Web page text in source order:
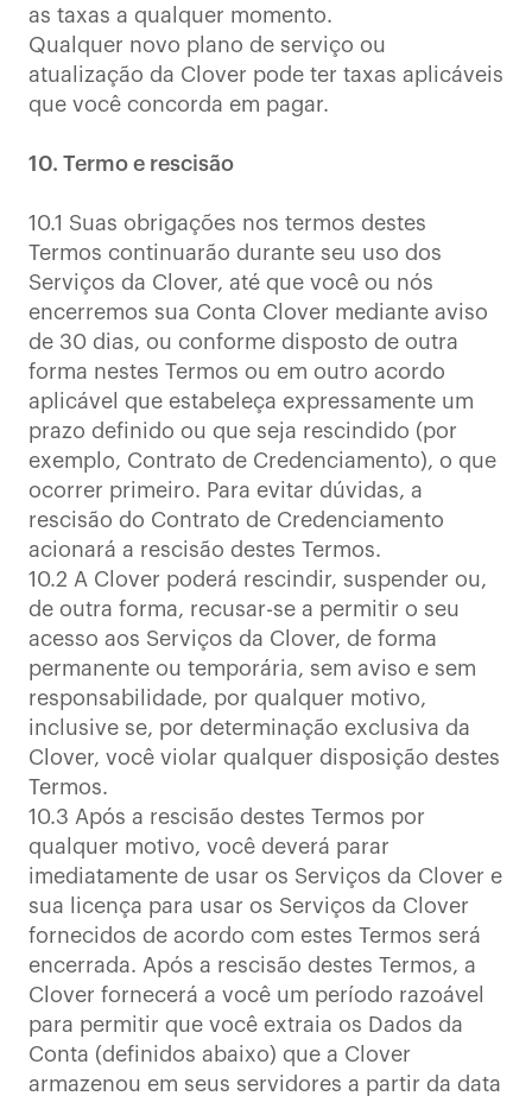
as taxas a qualquer momento.
Qualquer novo plano de serviço ou
atualização da Clover pode ter taxas aplicáveis
​​que você concorda em pagar.
10. Termo e rescisão
10.1 Suas obrigações nos termos destes
Termos continuarão durante seu uso dos
Serviços da Clover, até que você ou nós
encerremos sua Conta Clover mediante aviso
de 30 dias, ou conforme disposto de outra
forma nestes Termos ou em outro acordo
aplicável que estabeleça expressamente um
prazo definido ou que seja rescindido (por
exemplo, Contrato de Credenciamento), o que
ocorrer primeiro. Para evitar dúvidas, a
rescisão do Contrato de Credenciamento
acionará a rescisão destes Termos.
10.2 A Clover poderá rescindir, suspender ou,
de outra forma, recusar-se a permitir o seu
acesso aos Serviços da Clover, de forma
permanente ou temporária, sem aviso e sem
responsabilidade, por qualquer motivo,
inclusive se, por determinação exclusiva da
Clover, você violar qualquer disposição destes
Termos.
10.3 Após a rescisão destes Termos por
qualquer motivo, você deverá parar
imediatamente de usar os Serviços da Clover e
sua licença para usar os Serviços da Clover
fornecidos de acordo com estes Termos será
encerrada. Após a rescisão destes Termos, a
Clover fornecerá a você um período razoável
para permitir que você extraia os Dados da
Conta (definidos abaixo) que a Clover
armazenou em seus servidores a partir da data